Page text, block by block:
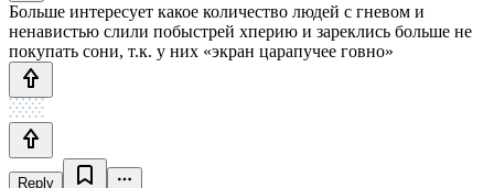
Больше интересует какое количество людей с гневом и
ненавистью слили побыстрей хперию и зареклись больше не
покупать сони, т.к. у них «экран царапучее говно»
Reply